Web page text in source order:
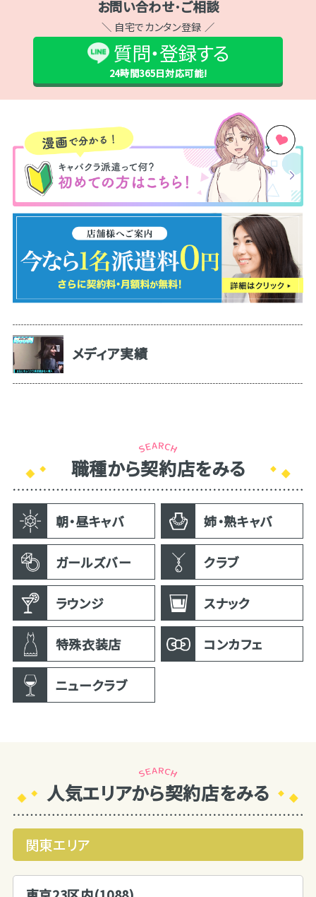
お問い合わせ･ご相談
＼ 自宅でカンタン登録 ／
質問・登録する
24時間365日対応可能!
メディア実績
職種から契約店をみる
朝・昼キャバ 姉・熟キャバ
ガールズバー クラブ
ラウンジ スナック
特殊衣装店 コンカフェ
ニュークラブ
人気エリアから契約店をみる
関東エリア